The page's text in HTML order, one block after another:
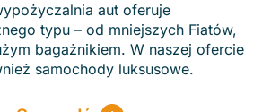
aut oferuje
typu – od mniejszych Fiatów,
bagażnikiem. W naszej ofercie
samochody luksusowe.